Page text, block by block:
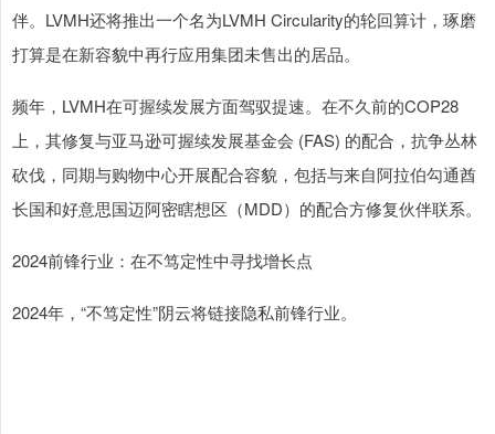
伴。LVMH还将推出一个名为LVMH Circularity的轮回算计，琢磨
打算是在新容貌中再行应用集团未售出的居品。
频年，LVMH在可握续发展方面驾驭提速。在不久前的COP28
上，其修复与亚马逊可握续发展基金会 (FAS) 的配合，抗争丛林
砍伐，同期与购物中心开展配合容貌，包括与来自阿拉伯勾通酋
长国和好意思国迈阿密瞎想区（MDD）的配合方修复伙伴联系。
2024前锋行业：在不笃定性中寻找增长点
2024年，“不笃定性”阴云将链接隐私前锋行业。